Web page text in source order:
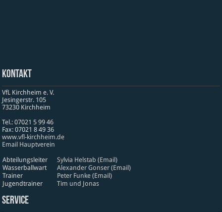
Kontakt
VfL Kirchheim e. V.
Jesinger­str. 105
73230 Kirch­heim
Tel.: 07021 5 99 46
Fax: 07021 8 49 36
www​.vfl​-kirch​heim​.de
Email Hauptverein
Abteilungsleiter
Sylvia Helstab (Email)
Wasserballwart
Alexander Gonser (Email)
Trainer
Peter Funke (Email)
Jugendtrainer
Tim und Jonas
Service